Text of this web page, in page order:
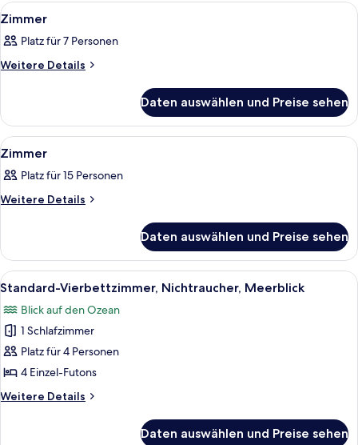
Alle
Fotos
für
Zimmer
Ein traditioneller japanischer Raum
1
Zimmer
Platz für 7 Personen
Weitere Details
Weitere
Daten auswählen und Preise sehen
Alle
Fotos
für
Zimmer
Ein traditioneller japanischer Raum
3
Zimmer
Platz für 15 Personen
Weitere Details
Weitere
Daten auswählen und Preise sehen
Alle
Fotos
für
Standard-
Vierbettzimmer,
Nichtraucher,
Meerblick
anzeigen
Ein traditioneller japanischer Raum
3
Standard-Vierbettzimmer, Nichtraucher, Meerblick
Blick auf den Ozean
1 Schlafzimmer
Platz für 4 Personen
4 Einzel-Futons
Weitere Details
Weitere
Daten auswählen und Preise sehen